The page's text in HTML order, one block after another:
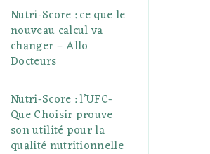
Nutri-Score : ce que le
nouveau calcul va
changer – Allo
Docteurs
Nutri-Score : l’UFC-
Que Choisir prouve
son utilité pour la
qualité nutritionnelle